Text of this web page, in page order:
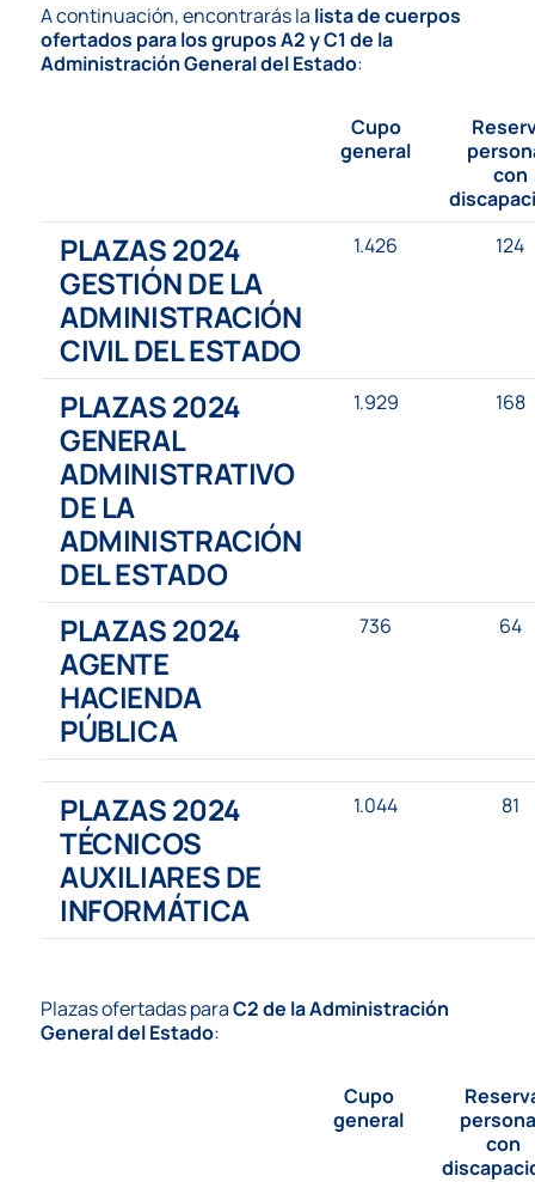
A continuación, encontrarás la lista de cuerpos
ofertados para los grupos A2 y C1 de la
Administración General del Estado:
Cupo
general
con
PLAZAS 2024
GESTIÓN DE LA
ADMINISTRACIÓN
CIVIL DEL ESTADO
1.426 124
PLAZAS 2024
GENERAL
ADMINISTRATIVO
DE LA
ADMINISTRACIÓN
DEL ESTADO
1.929 168
PLAZAS 2024
AGENTE
HACIENDA
PÚBLICA
736 64
PLAZAS 2024
TÉCNICOS
AUXILIARES DE
INFORMÁTICA
1.044 81
Plazas ofertadas paraC2 de la Administración
General del Estado:
Cupo
general
con